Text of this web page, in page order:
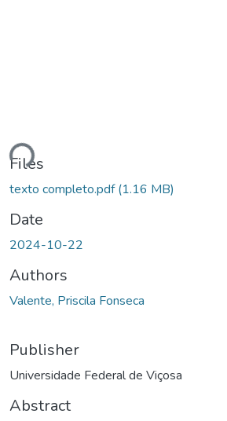
Files
texto completo.pdf(1.16 MB)
Date
2024-10-22
Authors
Valente, Priscila Fonseca
Publisher
Universidade Federal de Viçosa
Abstract